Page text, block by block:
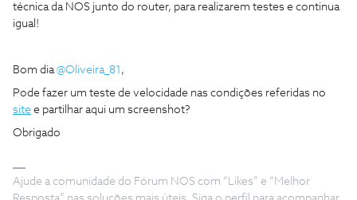
técnica da NOS junto do router, para realizarem testes e continua
igual!
Bom dia @Oliveira_81 ,
Pode fazer um teste de velocidade nas condições referidas no
site e partilhar aqui um screenshot?
Obrigado
Ajude a comunidade do Fórum NOS com “Likes” e “Melhor